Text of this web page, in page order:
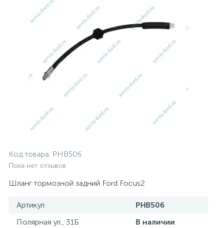
Код товара: PHB506
Пока нет отзывов
Шланг тормозной задний Ford Focus2
Артикул
PHB506
Полярная ул., 31Б
В наличии